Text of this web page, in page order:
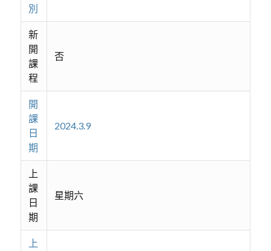
別
新
開
課
程
否
開
課
日
期
2024.3.9
上
課
日
期
星期六
上